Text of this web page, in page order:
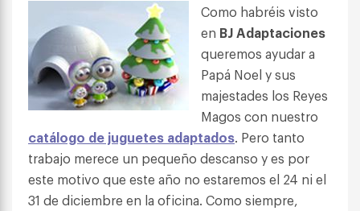
Como habréis visto
en BJ Adaptaciones
queremos ayudar a
Papá Noel y sus
majestades los Reyes
Magos con nuestro
catálogo de juguetes adaptados. Pero tanto
trabajo merece un pequeño descanso y es por
este motivo que este año no estaremos el 24 ni el
31 de diciembre en la oficina. Como siempre,